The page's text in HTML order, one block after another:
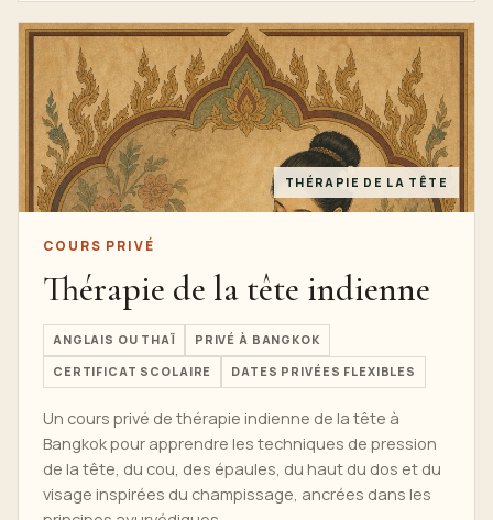
THÉRAPIE DE LA TÊTE
COURS PRIVÉ
Thérapie de la tête indienne
ANGLAIS OU THAÏ PRIVÉ À BANGKOK
CERTIFICAT SCOLAIRE DATES PRIVÉES FLEXIBLES
Un cours privé de thérapie indienne de la tête à
Bangkok pour apprendre les techniques de pression
de la tête, du cou, des épaules, du haut du dos et du
visage inspirées du champissage, ancrées dans les